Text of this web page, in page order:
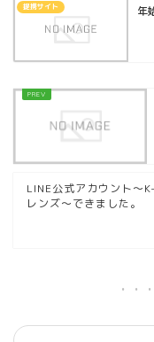
提携サイト 年
LINE公式アカウント～
レンズ～できました。